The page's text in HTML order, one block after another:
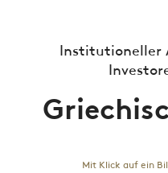
Institutioneller
Mit Klick auf ein